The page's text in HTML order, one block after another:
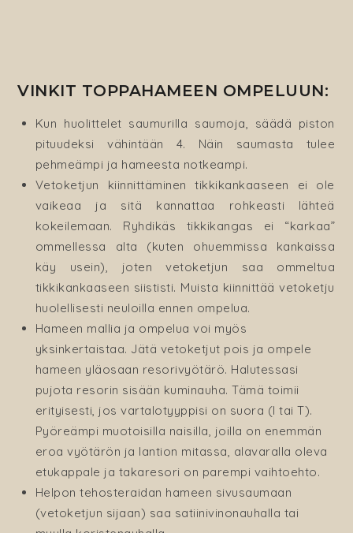
VINKIT TOPPAHAMEEN OMPELUUN:
Kun huolittelet saumurilla saumoja, säädä piston
pituudeksi vähintään 4. Näin saumasta tulee
pehmeämpi ja hameesta notkeampi.
Vetoketjun kiinnittäminen tikkikankaaseen ei ole
vaikeaa ja sitä kannattaa rohkeasti lähteä
kokeilemaan. Ryhdikäs tikkikangas ei “karkaa”
ommellessa alta (kuten ohuemmissa kankaissa
käy usein), joten vetoketjun saa ommeltua
tikkikankaaseen siististi. Muista kiinnittää vetoketju
huolellisesti neuloilla ennen ompelua.
Hameen mallia ja ompelua voi myös
yksinkertaistaa. Jätä vetoketjut pois ja ompele
hameen yläosaan resorivyötärö. Halutessasi
pujota resorin sisään kuminauha. Tämä toimii
erityisesti, jos vartalotyyppisi on suora (I tai T).
Pyöreämpi muotoisilla naisilla, joilla on enemmän
eroa vyötärön ja lantion mitassa, alavaralla oleva
etukappale ja takaresori on parempi vaihtoehto.
Helpon tehosteraidan hameen sivusaumaan
(vetoketjun sijaan) saa satiinivinonauhalla tai